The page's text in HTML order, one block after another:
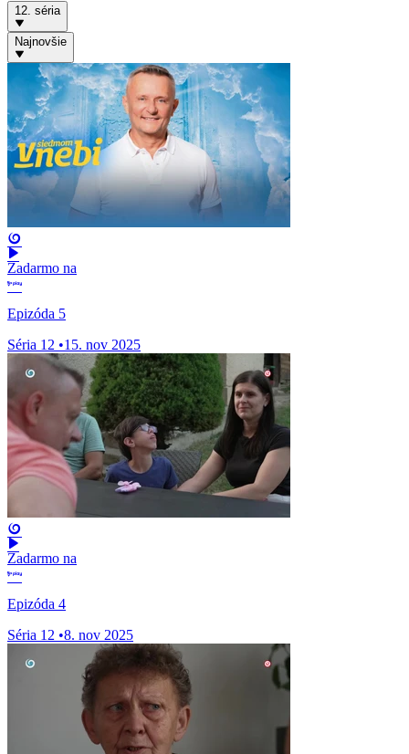
12. séria
Najnovšie
Zadarmo na
Epizóda 5
Séria 12 •15. nov 2025
Zadarmo na
Epizóda 4
Séria 12 •8. nov 2025